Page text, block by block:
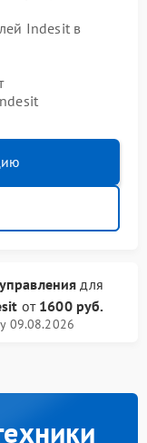
Indesit в
для
от 1600 руб.
09.08.2026